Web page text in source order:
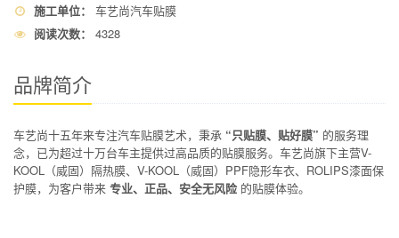
施工单位： 车艺尚汽车贴膜
阅读次数： 4328
品牌简介
车艺尚十五年来专注汽车贴膜艺术，秉承 “只贴膜、贴好膜” 的服务理
念，已为超过十万台车主提供过高品质的贴膜服务。车艺尚旗下主营V-
KOOL（威固）隔热膜、V-KOOL（威固）PPF隐形车衣、ROLIPS漆面保
护膜，为客户带来 专业、正品、安全无风险的贴膜体验。